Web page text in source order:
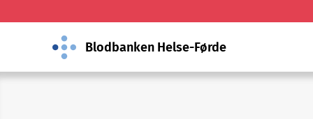
Blodbanken Helse-Førde